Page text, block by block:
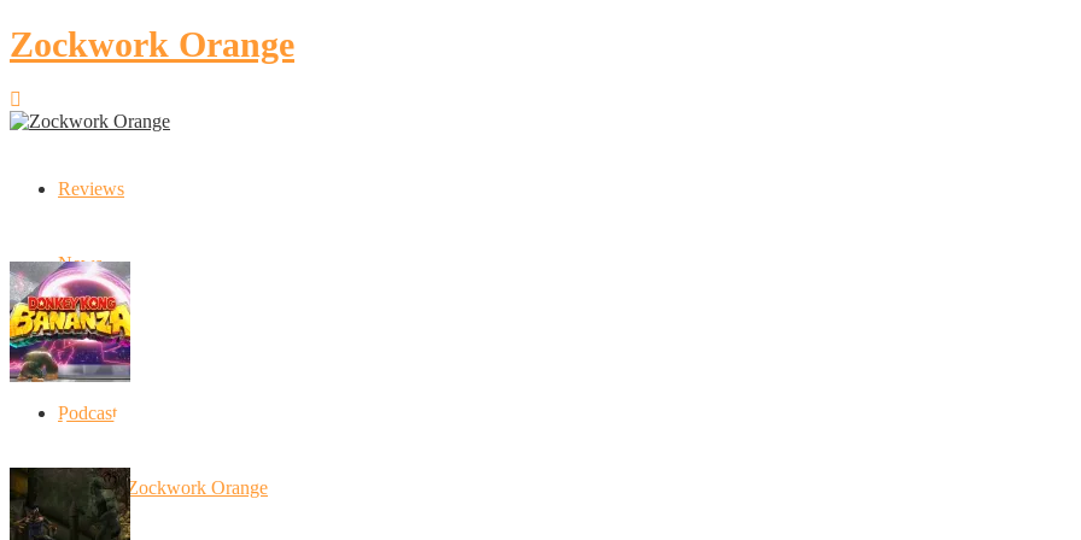
Zockwork Orange
Reviews
News
Artikel
Podcast
10 Jahre Zockwork Orange
Donkey Kong Bananza: “Ich mache alles kaputt!”